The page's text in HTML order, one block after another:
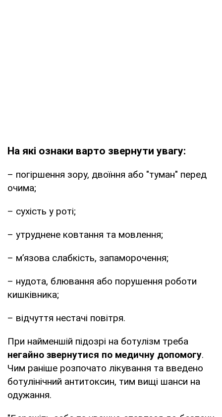
На які ознаки варто звернути увагу:
– погіршення зору, двоїння або "туман" перед
очима;
– сухість у роті;
– утруднене ковтання та мовлення;
– м’язова слабкість, запаморочення;
– нудота, блювання або порушення роботи
кишківника;
– відчуття нестачі повітря.
При найменшій підозрі на ботулізм треба
негайно звернутися по медичну допомогу.
Чим раніше розпочато лікування та введено
ботулінічний антитоксин, тим вищі шанси на
одужання.